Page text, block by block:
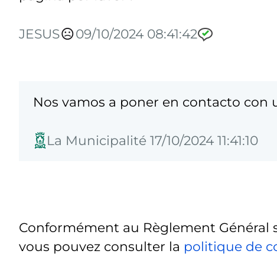
JESUS 09/10/2024 08:41:42
Nos vamos a poner en contacto con
La Municipalité 17/10/2024 11:41:10
Conformément au Règlement Général
vous pouvez consulter la politique de